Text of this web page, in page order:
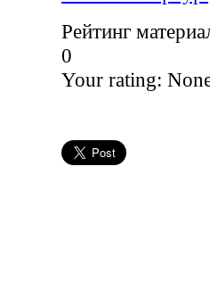
Рейтинг
0
Your rating: